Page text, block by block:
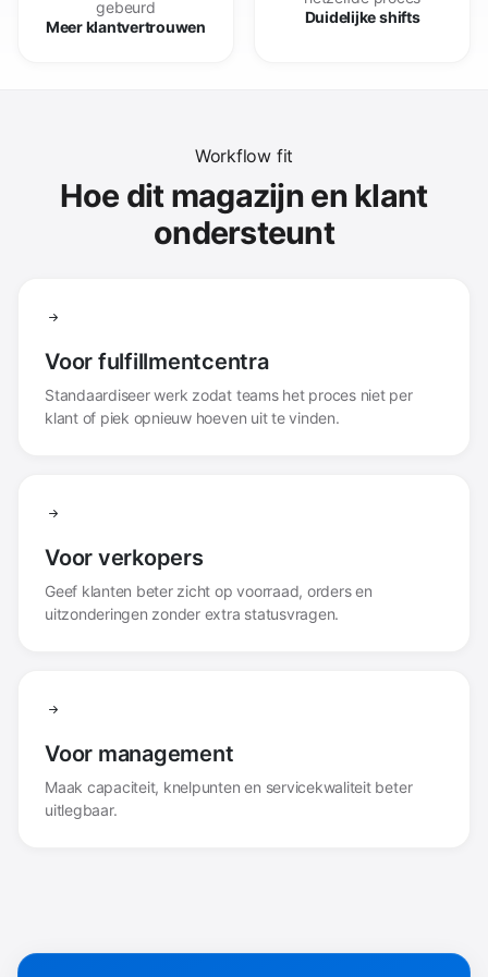
gebeurd
Meer klantvertrouwen
Duidelijke shifts
Workflow fit
Hoe dit magazijn en klant
ondersteunt
Voor fulfillmentcentra
Standaardiseer werk zodat teams het proces niet per
klant of piek opnieuw hoeven uit te vinden.
Voor verkopers
Geef klanten beter zicht op voorraad, orders en
uitzonderingen zonder extra statusvragen.
Voor management
Maak capaciteit, knelpunten en servicekwaliteit beter
uitlegbaar.